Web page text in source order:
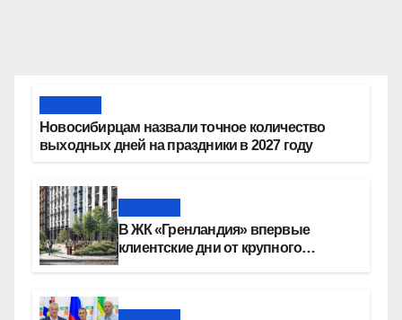
Новосибирцам назвали точное количество
выходных дней на праздники в 2027 году
В ЖК «Гренландия» впервые
клиентские дни от крупного